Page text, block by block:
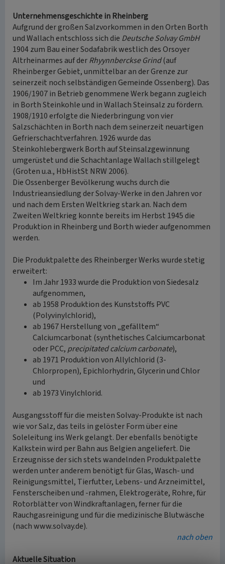
Unternehmensgeschichte in Rheinberg
Aufgrund der großen Salzvorkommen in den Orten Borth
und Wallach entschloss sich die Deutsche Solvay GmbH
1904 zum Bau einer Sodafabrik westlich des Orsoyer
Altrheinarmes auf derRhyynnberckse Grind(auf
Rheinberger Gebiet, unmittelbar an der Grenze zur
seinerzeit noch selbständigen Gemeinde Ossenberg). Das
1906/1907 in Betrieb genommene Werk begann zugleich
in Borth Steinkohle und in Wallach Steinsalz zu fördern.
1908/1910 erfolgte die Niederbringung von vier
Salzschächten in Borth nach dem seinerzeit neuartigen
Gefrierschachtverfahren. 1926 wurde das
Steinkohlebergwerk Borth auf Steinsalzgewinnung
umgerüstet und die Schachtanlage Wallach stillgelegt
(Groten u.a., HbHistSt NRW 2006).
Die Ossenberger Bevölkerung wuchs durch die
Industrieansiedlung der Solvay-Werke in den Jahren vor
und nach dem Ersten Weltkrieg stark an. Nach dem
Zweiten Weltkrieg konnte bereits im Herbst 1945 die
Produktion in Rheinberg und Borth wieder aufgenommen
werden.
Die Produktpalette des Rheinberger Werks wurde stetig
erweitert:
Im Jahr 1933 wurde die Produktion von Siedesalz
aufgenommen,
ab 1958 Produktion des Kunststoffs PVC
(Polyvinylchlorid),
ab 1967 Herstellung von „gefälltem“
Calciumcarbonat (synthetisches Calciumcarbonat
oder PCC, precipitated calcium carbonate),
ab 1971 Produktion von Allylchlorid (3-
Chlorpropen), Epichlorhydrin, Glycerin und Chlor
und
ab 1973 Vinylchlorid.
Ausgangsstoff für die meisten Solvay-Produkte ist nach
wie vor Salz, das teils in gelöster Form über eine
Soleleitung ins Werk gelangt. Der ebenfalls benötigte
Kalkstein wird per Bahn aus Belgien angeliefert. Die
Erzeugnisse der sich stets wandelnden Produktpalette
werden unter anderem benötigt für Glas, Wasch- und
Reinigungsmittel, Tierfutter, Lebens- und Arzneimittel,
Fensterscheiben und -rahmen, Elektrogeräte, Rohre, für
Rotorblätter von Windkraftanlagen, ferner für die
Rauchgasreinigung und für die medizinische Blutwäsche
(nach www.solvay.de).
nach oben
Aktuelle Situation